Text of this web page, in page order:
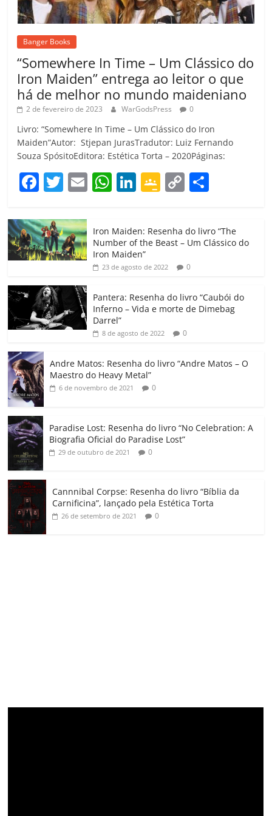
Banger Books
“Somewhere In Time – Um Clássico do
Iron Maiden” entrega ao leitor o que
há de melhor no mundo maideniano
2 de fevereiro de 2023 WarGodsPress 0
Livro: “Somewhere In Time – Um Clássico do Iron
Maiden”Autor: Stjepan JurasTradutor: Luiz Fernando
Souza SpósitoEditora: Estética Torta – 2020Páginas:
F
c
e
b
o
o
k
T
itt
er
E W
at
s
A
p
Li
e
dI
G
gl
e
Cl
a
ss
ro
o
C
p
y
Li
k
m
p
h
ar
Iron Maiden: Resenha do livro “The
Number of the Beast – Um Clássico do
Iron Maiden”
23 de agosto de 2022 0
Pantera: Resenha do livro “Caubói do
Inferno – Vida e morte de Dimebag
Darrel”
8 de agosto de 2022 0
Andre Matos: Resenha do livro “Andre Matos – O
Maestro do Heavy Metal”
6 de novembro de 2021 0
Paradise Lost: Resenha do livro “No Celebration: A
Biografia Oficial do Paradise Lost”
29 de outubro de 2021 0
Cannnibal Corpse: Resenha do livro “Bíblia da
Carnificina”, lançado pela Estética Torta
26 de setembro de 2021 0